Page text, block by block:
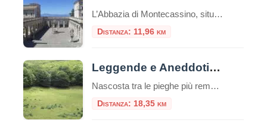
L’Abbazia di Montecassino, situata a Cassino (FR), è una delle abbazie più antiche e importanti del mondo. La sua storia è ricca e affonda le radici nell’antichità. Nel corso dei secoli, Montecassino fu distrutta e ricostruita più volte. Fu distrutta dai Longobardi nel 577, dai Saraceni nel 883 e dai Normanni nel 1349. La distruzione […]
Distanza: 11,96 km
Leggende e Aneddoti di Fossa Juanna
Nascosta tra le pieghe più remote dei Monti Aurunci, alle falde del Monte Petrella, si apre una conca tanto perfetta da sembrare artificiale, un anfiteatro naturale celato agli occhi degli escursionisti distratti. È Fossa Juanna (o Joanna), una vasta dolina carsica a oltre 1300 metri di quota, un cerchio di prato del diametro di oltre […]
Distanza: 18,35 km